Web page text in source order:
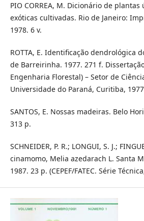
PIO CORREA, M. Dicionário de
exóticas cultivadas. Rio de Janeiro:
1978. 6 v.
ROTTA, E. Identificação dendrológica
de Barreirinha. 1977. 271 f.
Engenharia Florestal) – Setor de
Universidade do Paraná, Curitiba,
SANTOS, E. Nossas madeiras. Belo
313 p.
SCHNEIDER, P. R.; LONGUI, S. J.;
cinamomo, Melia azedarach L. Santa
1987. 23 p. (CEPEF/FATEC. Série